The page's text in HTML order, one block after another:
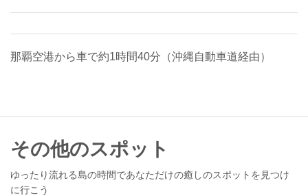
那覇空港から車で約1時間40分（沖縄自動車道経由）
その他のスポット
ゆったり流れる島の時間であなただけの癒しのスポットを見つけ
に行こう